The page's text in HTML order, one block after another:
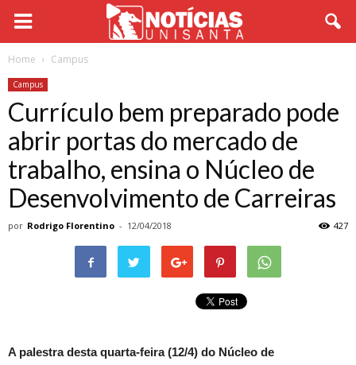
Home Campus
Campus
Currículo bem preparado pode
abrir portas do mercado de
trabalho, ensina o Núcleo de
Desenvolvimento de Carreiras
por Rodrigo Florentino - 12/04/2018 427
A palestra desta quarta-feira (12/4) do Núcleo de